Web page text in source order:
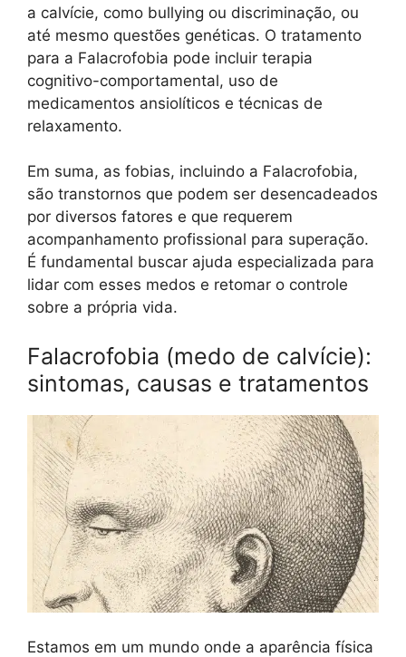
a calvície, como bullying ou discriminação, ou
até mesmo questões genéticas. O tratamento
para a Falacrofobia pode incluir terapia
cognitivo-comportamental, uso de
medicamentos ansiolíticos e técnicas de
relaxamento.
Em suma, as fobias, incluindo a Falacrofobia,
são transtornos que podem ser desencadeados
por diversos fatores e que requerem
acompanhamento profissional para superação.
É fundamental buscar ajuda especializada para
lidar com esses medos e retomar o controle
sobre a própria vida.
Falacrofobia (medo de calvície):
sintomas, causas e tratamentos
Estamos em um mundo onde a aparência física